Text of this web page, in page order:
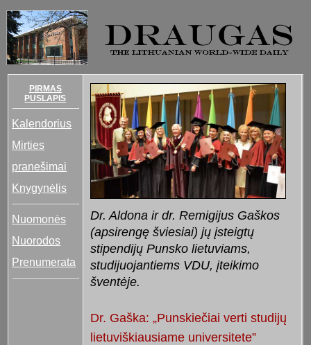
PIRMAS
PUSLAPIS
Kalendorius
Mirties
pranešimai
Knygynėlis
Nuomonės
Nuorodos
Prenumerata
Dr. Aldona ir dr. Remigijus Gaškos
(apsirengę šviesiai) jų įsteigtų
stipendijų Punsko lietuviams,
studijuojantiems VDU, įteikimo
šventėje.
Dr. Gaška: „Punskiečiai verti studijų
lietuviškiausiame universitete”